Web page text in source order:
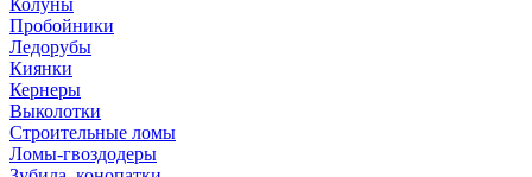
Колуны
Пробойники
Ледорубы
Киянки
Кернеры
Выколотки
Строительные ломы
Ломы-гвоздодеры